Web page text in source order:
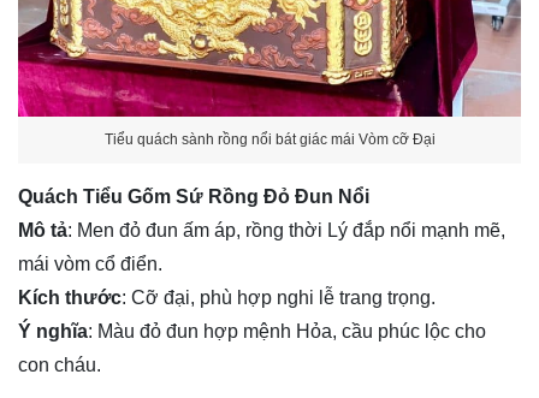
Tiểu quách sành rồng nổi bát giác mái Vòm cỡ Đại
Quách Tiểu Gốm Sứ Rồng Đỏ Đun Nổi
Mô tả: Men đỏ đun ấm áp, rồng thời Lý đắp nổi mạnh mẽ,
mái vòm cổ điển.
Kích thước: Cỡ đại, phù hợp nghi lễ trang trọng.
Ý nghĩa: Màu đỏ đun hợp mệnh Hỏa, cầu phúc lộc cho
con cháu.